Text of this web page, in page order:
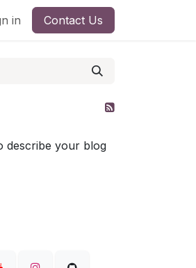
in Contact Us
describe your blog